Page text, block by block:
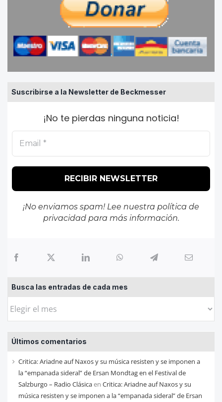
Suscribirse a la Newsletter de Beckmesser
¡No te pierdas ninguna noticia!
¡No enviamos spam! Lee nuestra política de
privacidadpara más información.
Busca las entradas de cada mes
Busca
entradas
de
cada
mes
Últimos comentarios
Critica: Ariadne auf Naxos y su música resisten y se imponen a
la “empanada sideral” de Ersan Mondtag en el Festival de
Salzburgo – Radio Clásicaen Critica: Ariadne auf Naxos y su
música resisten y se imponen a la “empanada sideral” de Ersan